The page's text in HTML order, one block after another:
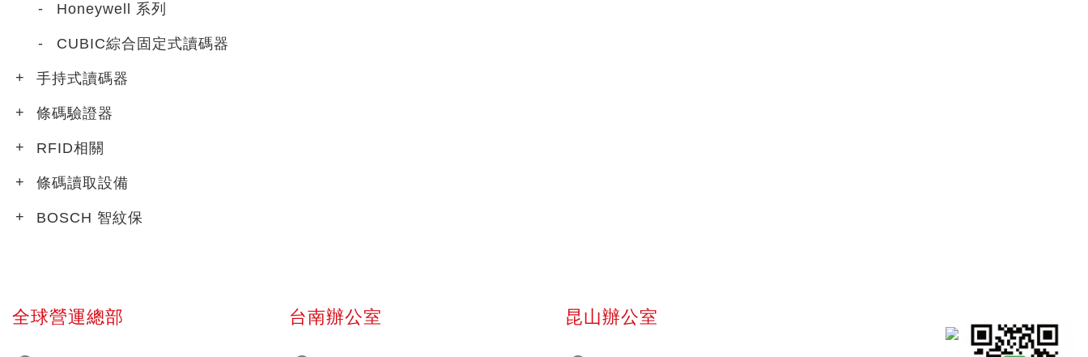
Honeywell 系列
CUBIC綜合固定式讀碼器
手持式讀碼器
條碼驗證器
RFID相關
條碼讀取設備
BOSCH 智紋保
全球營運總部 台南辦公室 昆山辦公室